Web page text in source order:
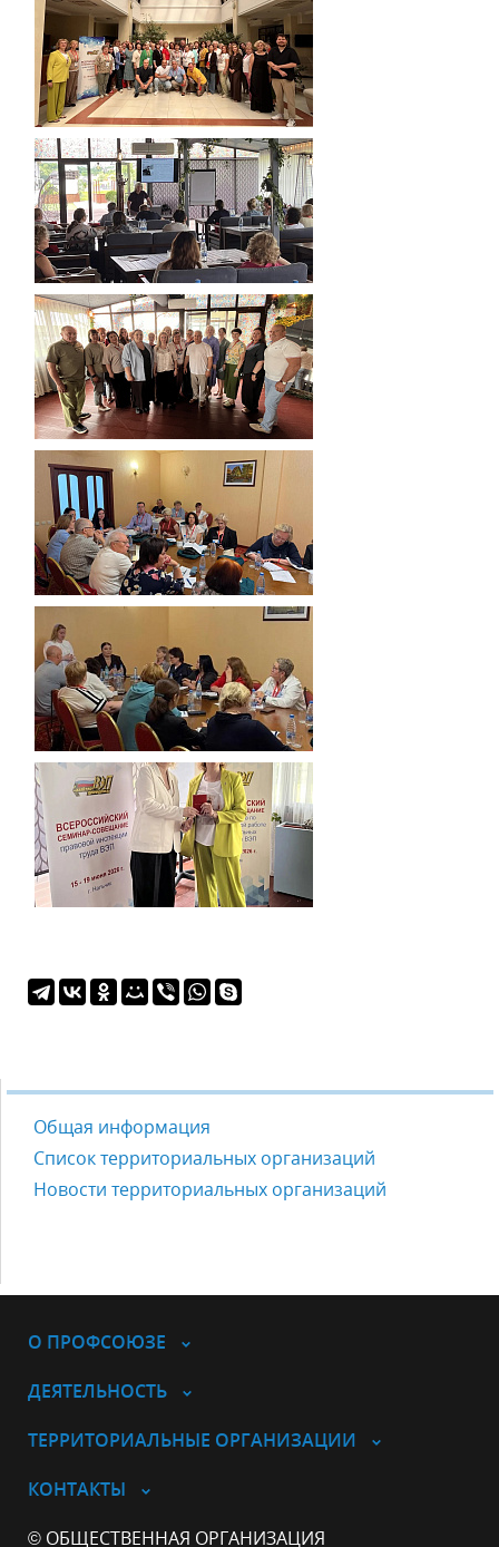
Общая информация
Список территориальных организаций
Новости территориальных организаций
О ПРОФСОЮЗЕ
ДЕЯТЕЛЬНОСТЬ
ТЕРРИТОРИАЛЬНЫЕ ОРГАНИЗАЦИИ
КОНТАКТЫ
© ОБЩЕСТВЕННАЯ ОРГАНИЗАЦИЯ